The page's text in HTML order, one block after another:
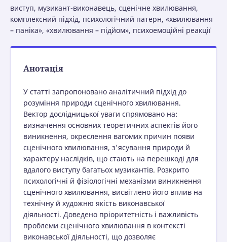
виступ, музикант-виконавець, сценічне хвилювання,
комплексний підхід, психологічний патерн, «хвилювання
– паніка», «хвилювання – підйом», психоемоційні реакції
Анотація
У статті запропоновано аналітичний підхід до
розуміння природи сценічного хвилювання.
Вектор дослідницької уваги спрямовано на:
визначення основних теоретичних аспектів його
виникнення, окреслення вагомих причин появи
сценічного хвилювання, з'ясування природи й
характеру наслідків, що стають на перешкоді для
вдалого виступу багатьох музикантів. Розкрито
психологічні й фізіологічні механізми виникнення
сценічного хвилювання, висвітлено його вплив на
технічну й художню якість виконавської
діяльності. Доведено пріоритетність і важливість
проблеми сценічного хвилювання в контексті
виконавської діяльності, що дозволяє